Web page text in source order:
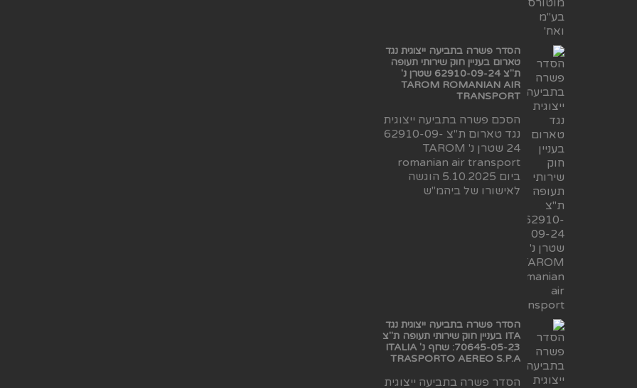
הסדר פשרה בתביעה ייצוגית נגד
טארום בעניין חוק שירותי תעופה
ת"צ 62910-09-24 שטרן נ'
TAROM ROMANIAN AIR
TRANSPORT
הסכם פשרה בתביעה ייצוגית
נגד טארום ת"צ 62910-09-
24 שטרן נ' TAROM
romanian air transport
ביום 5.10.2025 הוגשה
לאישורו של ביהמ"ש
הסדר פשרה בתביעה ייצוגית נגד
ITA בעניין חוק שירותי תעופה ת"צ
70645-05-23: שחף נ' ITALIA
TRASPORTO AEREO S.P.A
הסדר פשרה בתביעה ייצוגית